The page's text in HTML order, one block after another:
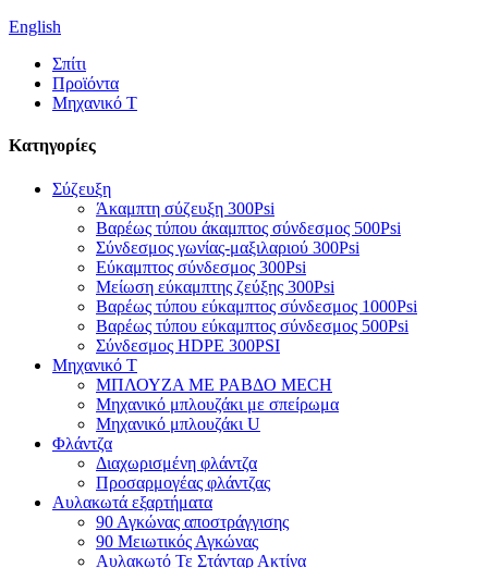
English
Σπίτι
Προϊόντα
Μηχανικό Τ
Κατηγορίες
Σύζευξη
Άκαμπτη σύζευξη 300Psi
Βαρέως τύπου άκαμπτος σύνδεσμος 500Psi
Σύνδεσμος γωνίας-μαξιλαριού 300Psi
Εύκαμπτος σύνδεσμος 300Psi
Μείωση εύκαμπτης ζεύξης 300Psi
Βαρέως τύπου εύκαμπτος σύνδεσμος 1000Psi
Βαρέως τύπου εύκαμπτος σύνδεσμος 500Psi
Σύνδεσμος HDPE 300PSI
Μηχανικό Τ
ΜΠΛΟΥΖΑ ΜΕ ΡΑΒΔΟ MECH
Μηχανικό μπλουζάκι με σπείρωμα
Μηχανικό μπλουζάκι U
Φλάντζα
Διαχωρισμένη φλάντζα
Προσαρμογέας φλάντζας
Αυλακωτά εξαρτήματα
90 Αγκώνας αποστράγγισης
90 Μειωτικός Αγκώνας
Αυλακωτό Τε Στάνταρ Ακτίνα